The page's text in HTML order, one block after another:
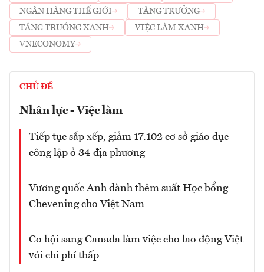
NGÂN HÀNG THẾ GIỚI
TĂNG TRƯỞNG
TĂNG TRƯỞNG XANH
VIỆC LÀM XANH
VNECONOMY
CHỦ ĐỀ
Nhân lực - Việc làm
Tiếp tục sắp xếp, giảm 17.102 cơ sở giáo dục
công lập ở 34 địa phương
Vương quốc Anh dành thêm suất Học bổng
Chevening cho Việt Nam
Cơ hội sang Canada làm việc cho lao động Việt
với chi phí thấp